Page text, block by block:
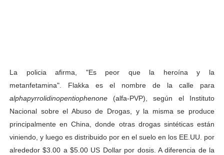
La policia afirma, "Es peor que la heroína y la
metanfetamina". Flakka es el nombre de la calle para
alphapyrrolidinopentiophenone(alfa-PVP), según el Instituto
Nacional sobre el Abuso de Drogas, y la misma se produce
principalmente en China, donde otras drogas sintéticas están
viniendo, y luego es distribuido por en el suelo en los EE.UU. por
alrededor $3.00 a $5.00 US Dollar por dosis. A diferencia de la